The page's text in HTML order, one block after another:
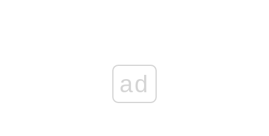
ad